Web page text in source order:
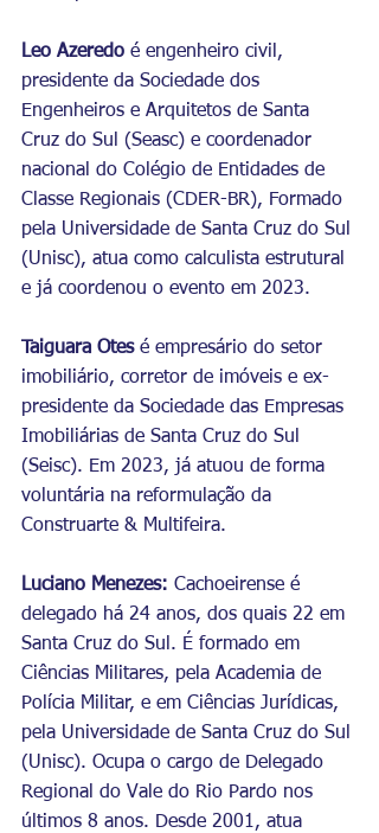
Leo Azeredo é engenheiro civil,
presidente da Sociedade dos
Engenheiros e Arquitetos de Santa
Cruz do Sul (Seasc) e coordenador
nacional do Colégio de Entidades de
Classe Regionais (CDER-BR), Formado
pela Universidade de Santa Cruz do Sul
(Unisc), atua como calculista estrutural
e já coordenou o evento em 2023.
Taiguara Otes é empresário do setor
imobiliário, corretor de imóveis e ex-
presidente da Sociedade das Empresas
Imobiliárias de Santa Cruz do Sul
(Seisc). Em 2023, já atuou de forma
voluntária na reformulação da
Construarte & Multifeira.
Luciano Menezes: Cachoeirense é
delegado há 24 anos, dos quais 22 em
Santa Cruz do Sul. É formado em
Ciências Militares, pela Academia de
Polícia Militar, e em Ciências Jurídicas,
pela Universidade de Santa Cruz do Sul
(Unisc). Ocupa o cargo de Delegado
Regional do Vale do Rio Pardo nos
últimos 8 anos. Desde 2001, atua